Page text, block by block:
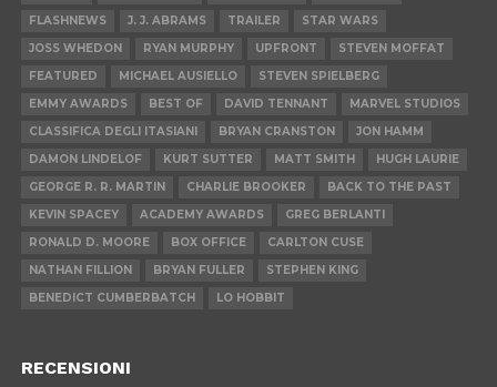
FLASHNEWS
J. J. ABRAMS TRAILER
STAR WARS
JOSS WHEDON
RYAN MURPHY UPFRONT
STEVEN MOFFAT
FEATURED
MICHAEL AUSIELLO
STEVEN SPIELBERG
EMMY AWARDS
BEST OF DAVID TENNANT
MARVEL STUDIOS
CLASSIFICA DEGLI ITASIANI
BRYAN CRANSTON
JON HAMM
DAMON LINDELOF
KURT SUTTER MATT SMITH
HUGH LAURIE
GEORGE R. R. MARTIN
CHARLIE BROOKER
BACK TO THE PAST
KEVIN SPACEY
ACADEMY AWARDS
GREG BERLANTI
RONALD D. MOORE
BOX OFFICE
CARLTON CUSE
NATHAN FILLION
BRYAN FULLER
STEPHEN KING
BENEDICT CUMBERBATCH
LO HOBBIT
RECENSIONI